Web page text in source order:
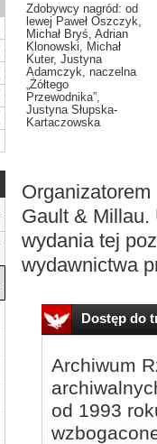
Zdobywcy nagród: od
lewej Paweł Oszczyk,
Michał Bryś, Adrian
Klonowski, Michał
Kuter, Justyna
Adamczyk, naczelna
„Żółtego
Przewodnika”,
Justyna Słupska-
Kartaczowska
Organizatorem
Gault & Millau.
wydania tej
wydawnictwa
Dostęp do
Archiwum
od 1993